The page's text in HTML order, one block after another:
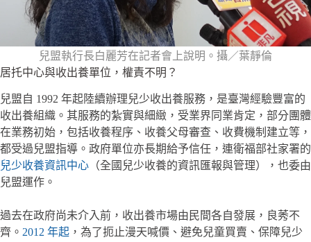
兒盟執行長白麗芳在記者會上說明。攝／葉靜倫
居托中心與收出養單位，權責不明？
兒盟自 1992 年起陸續辦理兒少收出養服務，是臺灣經驗豐富的
收出養組織。其服務的紮實與細緻，受業界同業肯定，部分團體
在業務初始，包括收養程序、收養父母審查、收費機制建立等，
都受過兒盟指導。政府單位亦長期給予信任，連衛福部社家署的
兒少收養資訊中心 （全國兒少收養的資訊匯報與管理），也委由
兒盟運作。
過去在政府尚未介入前，收出養市場由民間各自發展，良莠不
齊。 2012 年起 ，為了扼止漫天喊價、避免兒童買賣、保障兒少